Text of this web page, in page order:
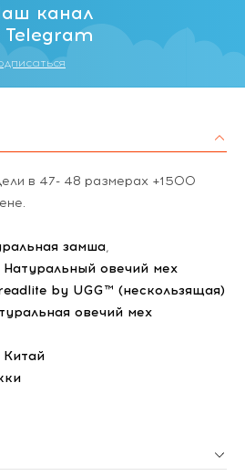
канал
Telegram
в 47- 48 размерах +1500
замша,
Натуральный овечий мех
by UGG™ (нескользящая)
овечий мех
Китай